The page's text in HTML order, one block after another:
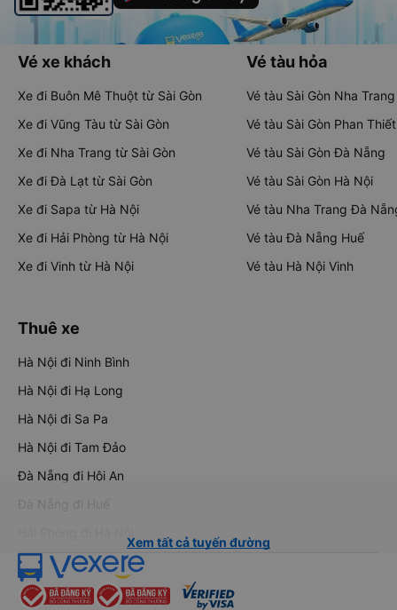
Vé xe khách
Xe đi Buôn Mê Thuột từ Sài Gòn
Xe đi Vũng Tàu từ Sài Gòn
Xe đi Nha Trang từ Sài Gòn
Xe đi Đà Lạt từ Sài Gòn
Xe đi Sapa từ Hà Nội
Xe đi Hải Phòng từ Hà Nội
Xe đi Vinh từ Hà Nội
Vé tàu hỏa
Vé tàu Sài Gòn Nha Trang
Vé tàu Sài Gòn Phan Thiết
Vé tàu Sài Gòn Đà Nẵng
Vé tàu Sài Gòn Hà Nội
Vé tàu Nha Trang Đà
Vé tàu Đà Nẵng Huế
Vé tàu Hà Nội Vinh
Thuê xe
Hà Nội đi Ninh Bình
Hà Nội đi Hạ Long
Hà Nội đi Sa Pa
Hà Nội đi Tam Đảo
Đà Nẵng đi Hội An
Đà Nẵng đi Huế
Xem tất cả tuyến đường